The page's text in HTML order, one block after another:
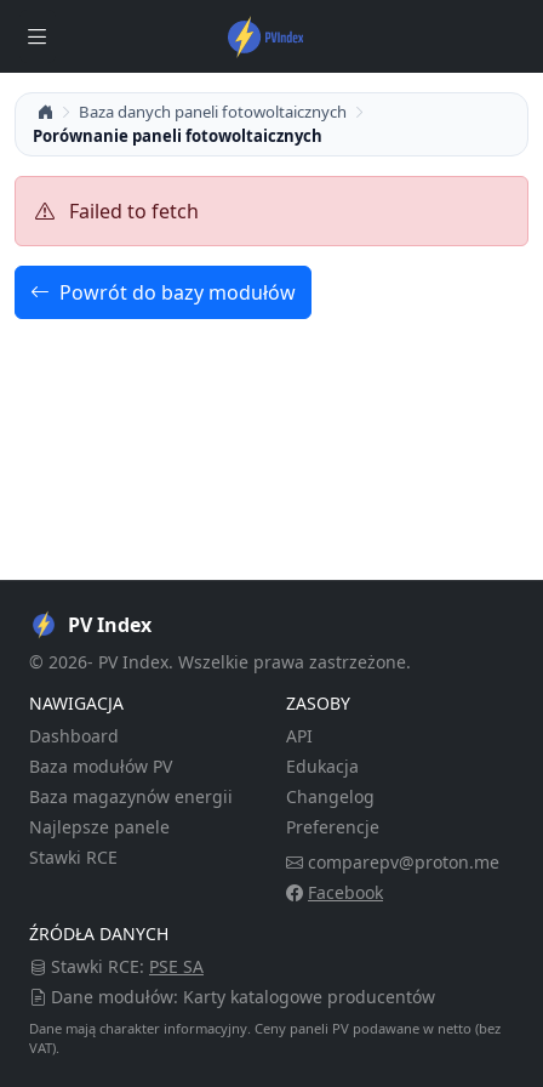
Baza danych paneli fotowoltaicznych
Porównanie paneli fotowoltaicznych
Failed to fetch
Powrót do bazy modułów
PV Index
© 2026- PV Index. Wszelkie prawa zastrzeżone.
NAWIGACJA
Dashboard
Baza modułów PV
Baza magazynów energii
Najlepsze panele
Stawki RCE
ZASOBY
API
Edukacja
Changelog
Preferencje
comparepv@proton.me
Facebook
ŹRÓDŁA DANYCH
Stawki RCE: PSE SA
Dane modułów: Karty katalogowe producentów
Dane mają charakter informacyjny. Ceny paneli PV podawane w netto (bez
VAT).